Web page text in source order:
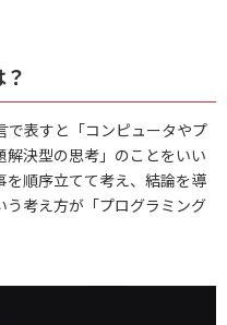
で表すと「コンピュータやプ
決型の思考」のことをいい
を順序立てて考え、結論を導
う考え方が「プログラミング